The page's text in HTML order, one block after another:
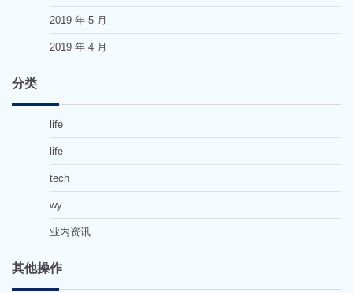
2019 年 5 月
2019 年 4 月
分类
life
life
tech
wy
业内资讯
其他操作